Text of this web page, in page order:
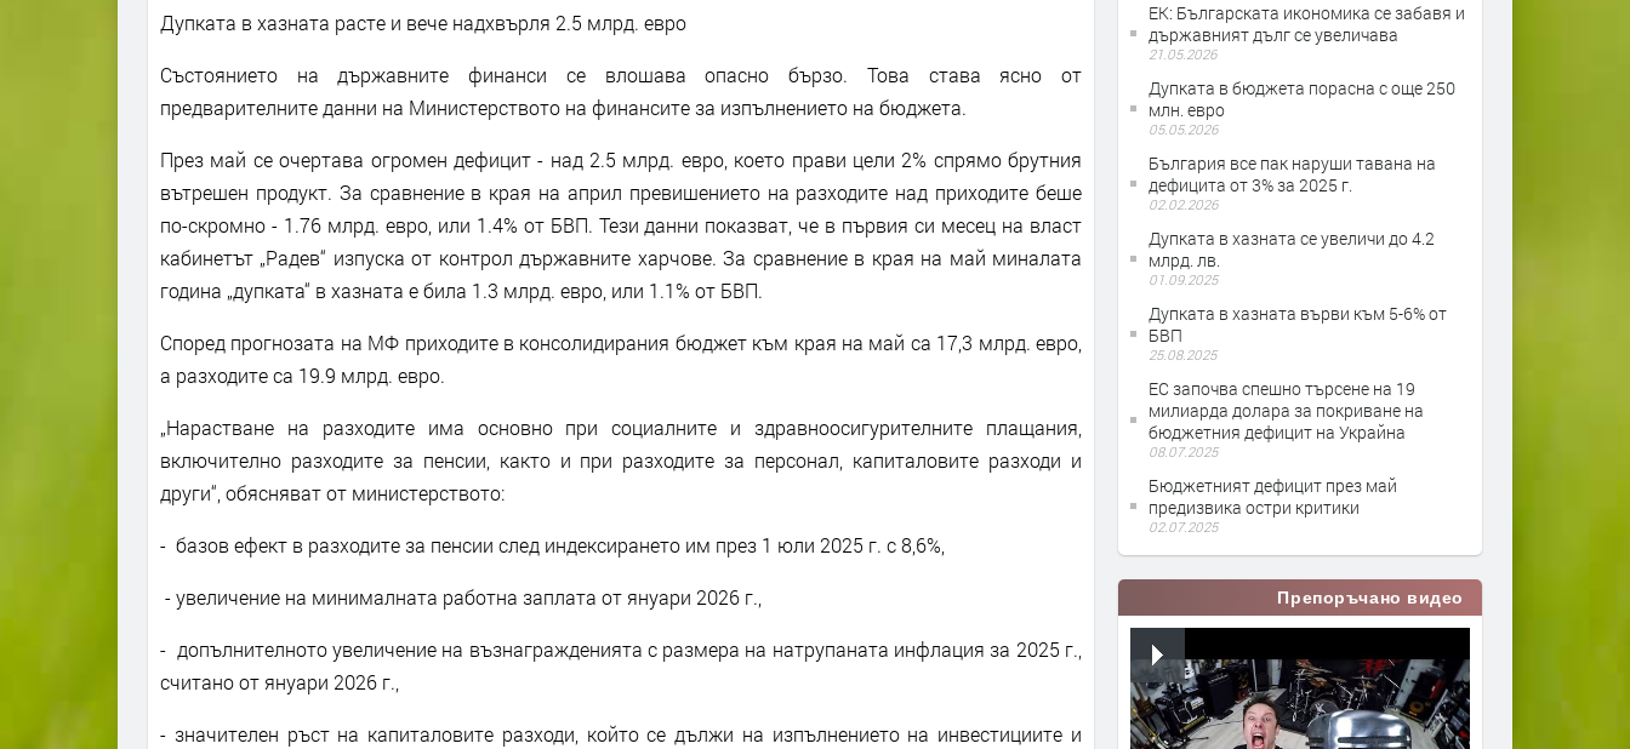
Дупката в хазната расте и вече надхвърля 2.5 млрд. евро
Състоянието на държавните финанси се влошава опасно бързо. Това става ясно от
предварителните данни на Министерството на финансите за изпълнението на бюджета.
През май се очертава огромен дефицит - над 2.5 млрд. евро, което прави цели 2% спрямо брутния
вътрешен продукт. За сравнение в края на април превишението на разходите над приходите беше
по-скромно - 1.76 млрд. евро, или 1.4% от БВП. Тези данни показват, че в първия си месец на власт
кабинетът „Радев“ изпуска от контрол държавните харчове. За сравнение в края на май миналата
година „дупката“ в хазната е била 1.3 млрд. евро, или 1.1% от БВП.
Според прогнозата на МФ приходите в консолидирания бюджет към края на май са 17,3 млрд. евро,
а разходите са 19.9 млрд. евро.
„Нарастване на разходите има основно при социалните и здравноосигурителните плащания,
включително разходите за пенсии, както и при разходите за персонал, капиталовите разходи и
други“, обясняват от министерството:
- базов ефект в разходите за пенсии след индексирането им през 1 юли 2025 г. с 8,6%,
- увеличение на минималната работна заплата от януари 2026 г.,
- допълнителното увеличение на възнагражденията с размера на натрупаната инфлация за 2025 г.,
считано от януари 2026 г.,
- значителен ръст на капиталовите разходи, който се дължи на изпълнението на инвестициите и
ЕК: Българската икономика се забавя и
държавният дълг се увеличава
21.05.2026
Дупката в бюджета порасна с още 250
млн. евро
05.05.2026
България все пак наруши тавана на
дефицита от 3% за 2025 г.
02.02.2026
Дупката в хазната се увеличи до 4.2
млрд. лв.
01.09.2025
Дупката в хазната върви към 5-6% от
БВП
25.08.2025
ЕС започва спешно търсене на 19
милиарда долара за покриване на
бюджетния дефицит на Украйна
08.07.2025
Бюджетният дефицит през май
предизвика остри критики
02.07.2025
Препоръчано видео